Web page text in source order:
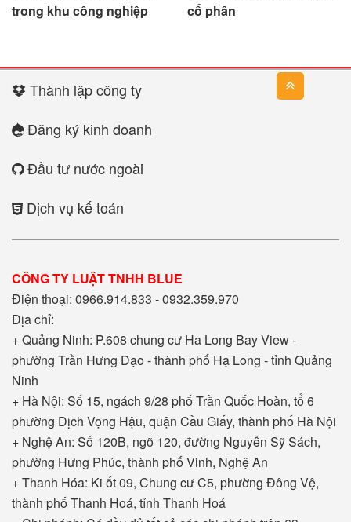
trong khu công nghiệp
cổ phần
Thành lập công ty
Đăng ký kinh doanh
Đầu tư nước ngoài
Dịch vụ kế toán
CÔNG TY LUẬT TNHH BLUE
Điện thoại: 0966.914.833 - 0932.359.970
Địa chỉ:
+ Quảng Ninh: P.608 chung cư Ha Long Bay View -
phường Trần Hưng Đạo - thành phố Hạ Long - tỉnh Quảng
Ninh
+ Hà Nội: Số 15, ngách 9/28 phố Trần Quốc Hoàn, tổ 6
phường Dịch Vọng Hậu, quận Cầu Giấy, thành phố Hà Nội
+ Nghệ An: Số 120B, ngõ 120, đường Nguyễn Sỹ Sách,
phường Hưng Phúc, thành phố Vinh, Nghệ An
+ Thanh Hóa: Ki ốt 09, Chung cư C5, phường Đông Vệ,
thành phố Thanh Hoá, tỉnh Thanh Hoá